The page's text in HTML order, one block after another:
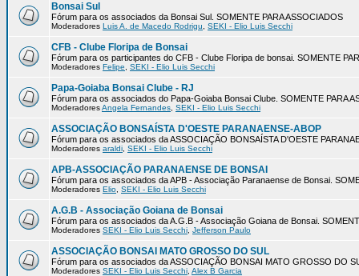
Bonsai Sul
Fórum para os associados da Bonsai Sul. SOMENTE PARA ASSOCIADOS
Moderadores Luis A. de Macedo Rodrigu SEKI - Elio Luis Secchi
CFB - Clube Floripa de Bonsai
Fórum para os participantes do CFB - Clube Floripa de bonsai. SOMENTE
Moderadores Felipe SEKI - Elio Luis Secchi
Papa-Goiaba Bonsai Clube - RJ
Fórum para os associados do Papa-Goiaba Bonsai Clube. SOMENTE PARA
ModeradoresAngela Fernandes SEKI - Elio Luis Secchi
ASSOCIAÇÃO BONSAÍSTA D'OESTE PARANAENSE-ABOP
Fórum para os associados da ASSOCIAÇÃO BONSAÍSTA D'OESTE
Moderadores araldi SEKI - Elio Luis Secchi
APB-ASSOCIAÇÃO PARANAENSE DE BONSAI
Fórum para os associados da APB - Associação Paranaense de Bonsai.
Moderadores Elio SEKI - Elio Luis Secchi
A.G.B - Associação Goiana de Bonsai
Fórum para os associados da A.G.B - Associação Goiana de Bonsai.
Moderadores SEKI - Elio Luis Secchi Jefferson Paulo
ASSOCIAÇÃO BONSAI MATO GROSSO DO SUL
Fórum para os associados da ASSOCIAÇÃO BONSAI MATO GROSSO DO
Moderadores SEKI - Elio Luis Secchi Alex B Garcia